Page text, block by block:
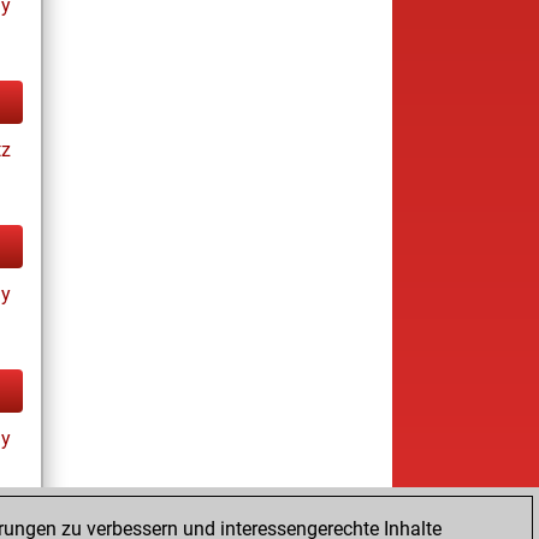
zu verbessern und interessengerechte Inhalte